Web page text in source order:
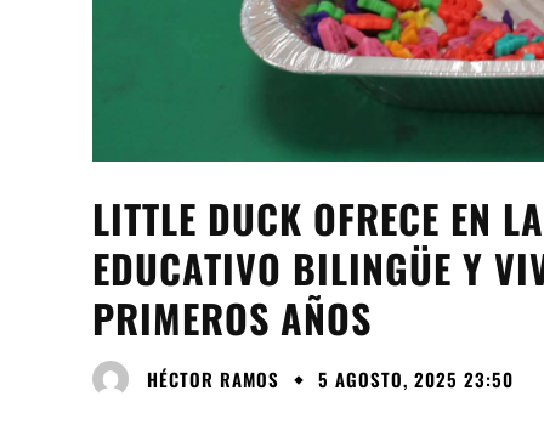
LITTLE DUCK OFRECE EN
EDUCATIVO BILINGÜE Y
PRIMEROS AÑOS
HÉCTOR RAMOS 5 AGOSTO, 2025 23:50